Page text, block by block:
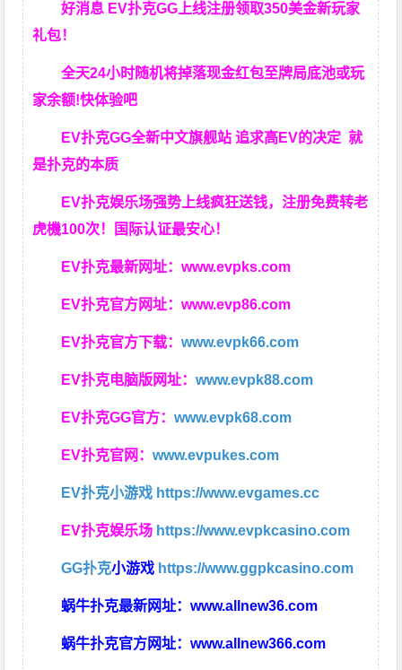
好消息 EV扑克GG上线注册领取350美金新玩家
礼包！
全天24小时随机将掉落现金红包至牌局底池或玩
家余额!快体验吧
EV扑克GG全新中文旗舰站 追求高EV的决定就
是扑克的本质
EV扑克娱乐场强势上线疯狂送钱，注册免费转老
虎機100次！国际认证最安心！
EV扑克最新网址：www.evpks.com
EV扑克官方网址：www.evp86.com
EV扑克官方下载：www.evpk66.com
EV扑克电脑版网址：www.evpk88.com
EV扑克GG官方：www.evpk68.com
EV扑克官网：www.evpukes.com
EV扑克小游戏 https://www.evgames.cc
EV扑克娱乐场 https://www.evpkcasino.com
GG扑克小游戏 https://www.ggpkcasino.com
蜗牛扑克最新网址：www.allnew36.com
蜗牛扑克官方网址：www.allnew366.com